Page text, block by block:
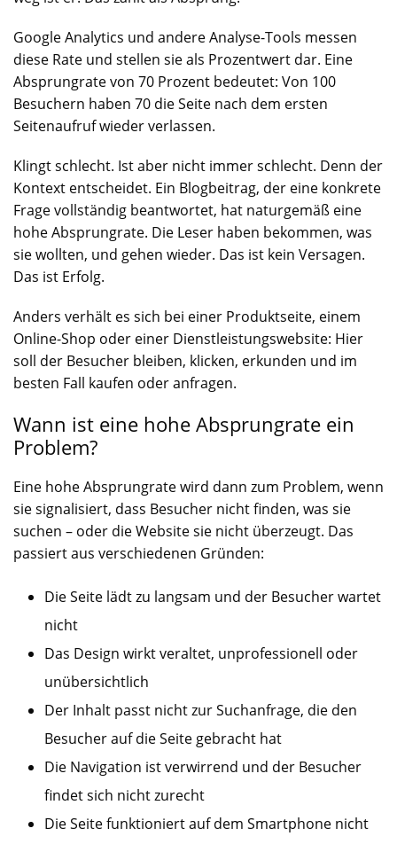
Google Analytics und andere Analyse-Tools messen
diese Rate und stellen sie als Prozentwert dar. Eine
Absprungrate von 70 Prozent bedeutet: Von 100
Besuchern haben 70 die Seite nach dem ersten
Seitenaufruf wieder verlassen.
Klingt schlecht. Ist aber nicht immer schlecht. Denn der
Kontext entscheidet. Ein Blogbeitrag, der eine konkrete
Frage vollständig beantwortet, hat naturgemäß eine
hohe Absprungrate. Die Leser haben bekommen, was
sie wollten, und gehen wieder. Das ist kein Versagen.
Das ist Erfolg.
Anders verhält es sich bei einer Produktseite, einem
Online-Shop oder einer Dienstleistungswebsite: Hier
soll der Besucher bleiben, klicken, erkunden und im
besten Fall kaufen oder anfragen.
Wann ist eine hohe Absprungrate ein
Problem?
Eine hohe Absprungrate wird dann zum Problem, wenn
sie signalisiert, dass Besucher nicht finden, was sie
suchen – oder die Website sie nicht überzeugt. Das
passiert aus verschiedenen Gründen:
Die Seite lädt zu langsam und der Besucher wartet
nicht
Das Design wirkt veraltet, unprofessionell oder
unübersichtlich
Der Inhalt passt nicht zur Suchanfrage, die den
Besucher auf die Seite gebracht hat
Die Navigation ist verwirrend und der Besucher
findet sich nicht zurecht
Die Seite funktioniert auf dem Smartphone nicht